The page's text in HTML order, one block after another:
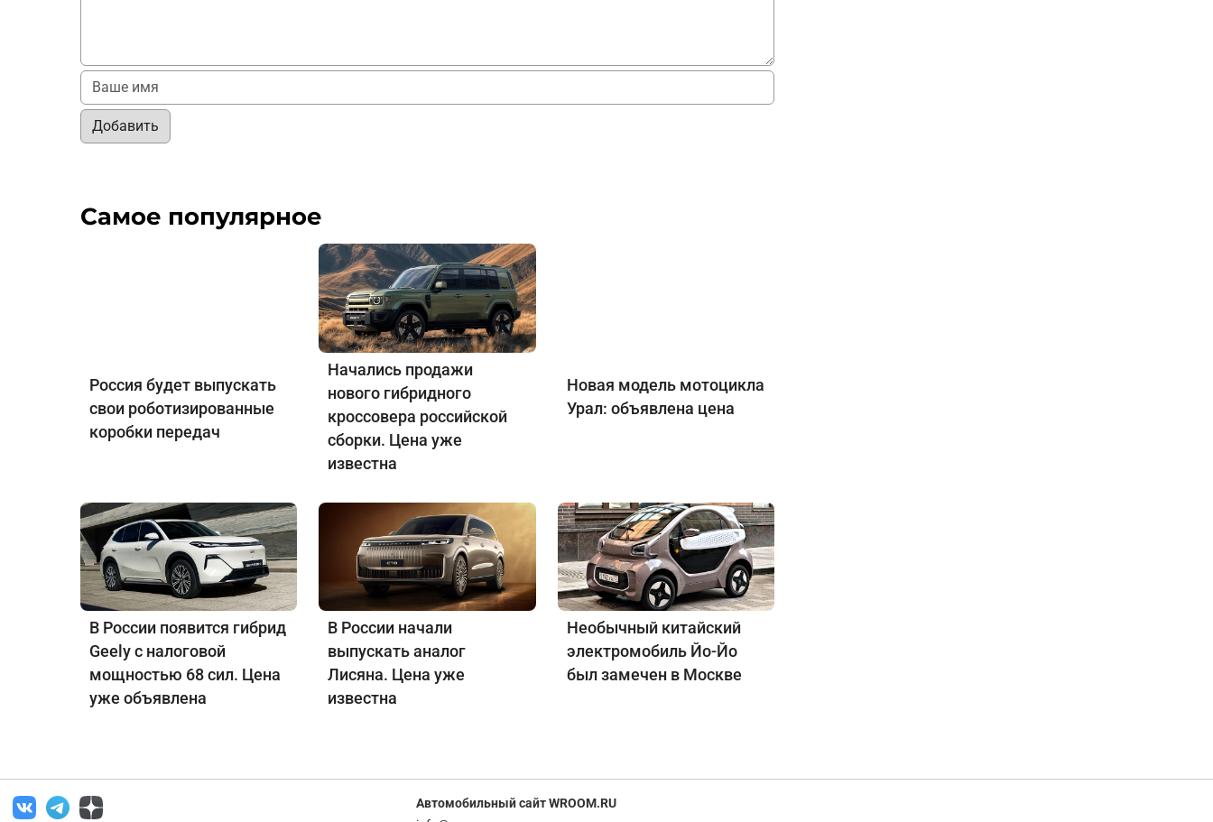
Добавить
Самое популярное
Россия будет выпускать
свои роботизированные
коробки передач
Начались продажи
нового гибридного
кроссовера российской
сборки. Цена уже
известна
Новая модель мотоцикла
Урал: объявлена цена
В России появится гибрид
Geely с налоговой
мощностью 68 сил. Цена
уже объявлена
В России начали
выпускать аналог
Лисяна. Цена уже
известна
Необычный китайский
электромобиль Йо-Йо
был замечен в Москве
Автомобильный сайт WROOM.RU